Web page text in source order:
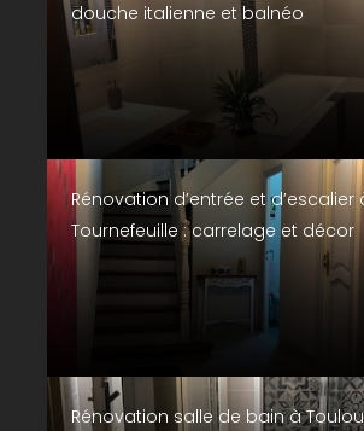
douche italienne et balnéo
Rénovation d’entrée et d’escalier
Tournefeuille : carrelage et décor
Rénovation salle de bain à